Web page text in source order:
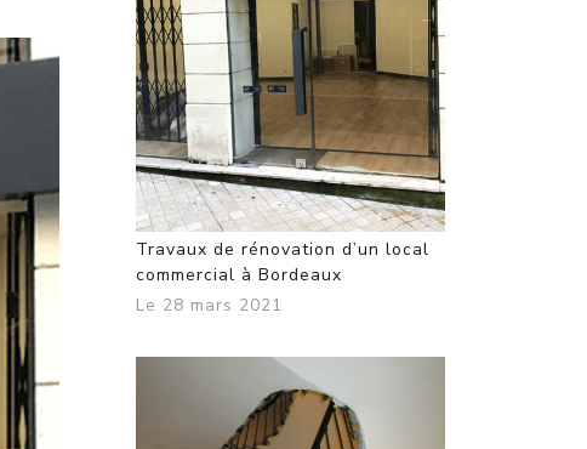
Travaux de rénovation d’un local
commercial à Bordeaux
Le 28 mars 2021